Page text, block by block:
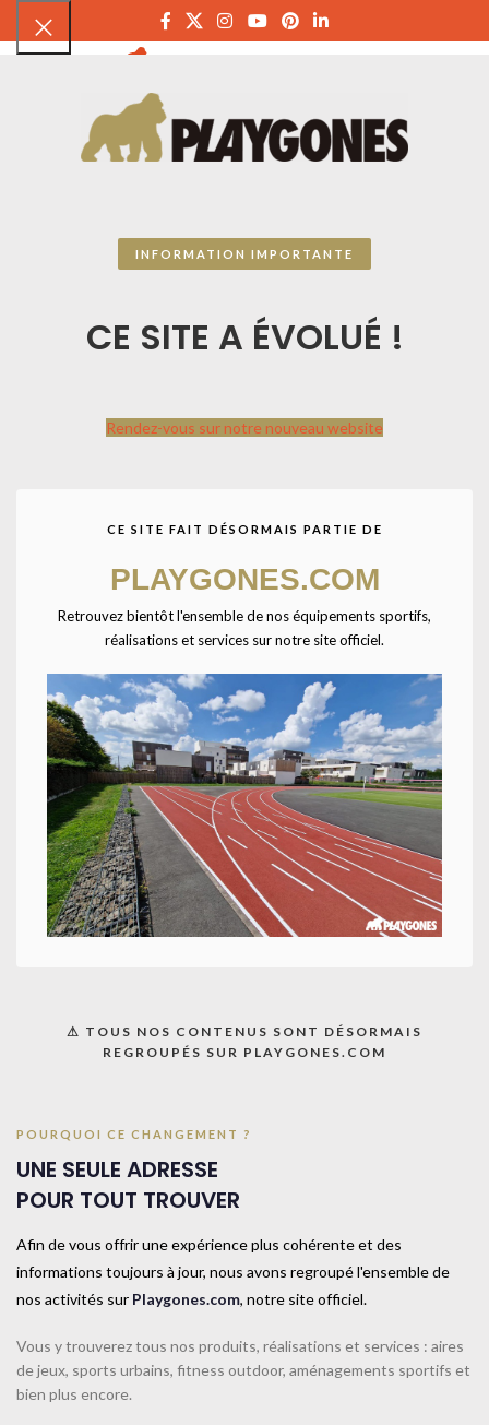
INFORMATION IMPORTANTE
CE SITE A ÉVOLUÉ !
Rendez-vous sur notre nouveau website
CE SITE FAIT DÉSORMAIS PARTIE DE
PLAYGONES.COM
Retrouvez bientôt l'ensemble de nos équipements sportifs,
réalisations et services sur notre site officiel.
⚠ TOUS NOS CONTENUS SONT DÉSORMAIS
REGROUPÉS SUR PLAYGONES.COM
POURQUOI CE CHANGEMENT ?
UNE SEULE ADRESSE
POUR TOUT TROUVER
Afin de vous offrir une expérience plus cohérente et des
informations toujours à jour, nous avons regroupé l'ensemble de
nos activités sur Playgones.com, notre site officiel.
Vous y trouverez tous nos produits, réalisations et services : aires
de jeux, sports urbains, fitness outdoor, aménagements sportifs et
bien plus encore.
Accueil CATALOGUE SPORTPLAY Petit matériel sportif
Disques et repérage au sol
Latte vinyle (L’unité)-TAILLE UNIQUE-Rouge
Latte L.40 cm x l.4 cm.
UNE QUESTION ? UN DEVIS ?
Share:
Informations complémentaires
TAILLE
TAILLE UNIQUE
COULEUR Rouge